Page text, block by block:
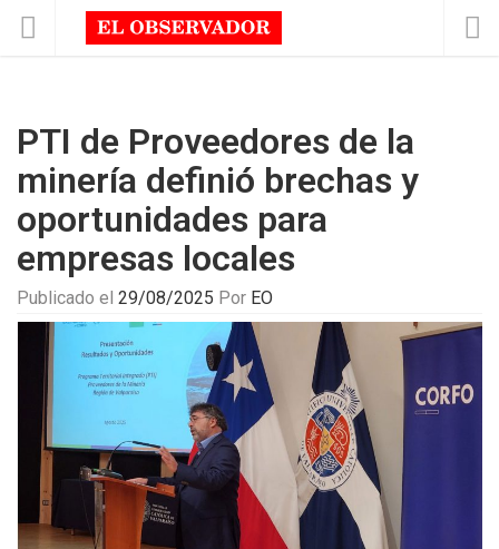
PTI de Proveedores de la
minería definió brechas y
oportunidades para
empresas locales
Publicado el 29/08/2025 Por EO